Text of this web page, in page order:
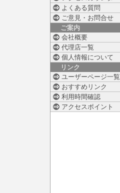
よくある質問
ご意見・お問合せ
ご案内
会社概要
代理店一覧
個人情報について
リンク
ユーザーページ一覧
おすすめリンク
利用時間確認
アクセスポイント